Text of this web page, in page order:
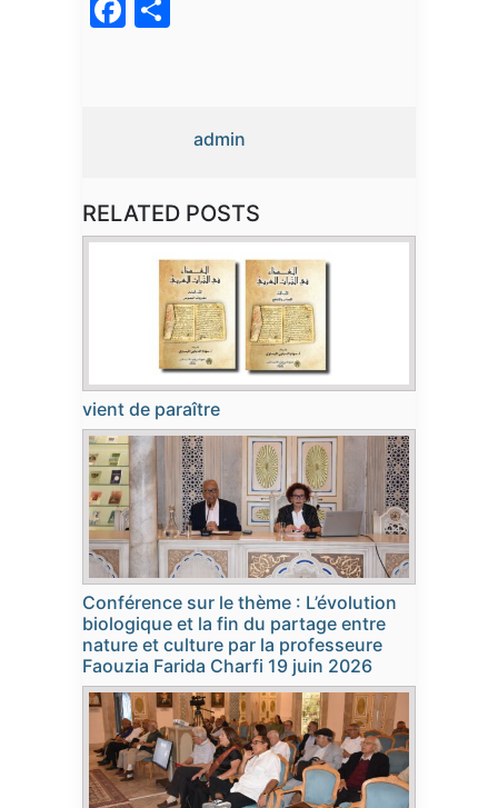
Facebook
admin
RELATED POSTS
vient de paraître
Conférence sur le thème : L’évolution
biologique et la fin du partage entre
nature et culture par la professeure
Faouzia Farida Charfi 19 juin 2026